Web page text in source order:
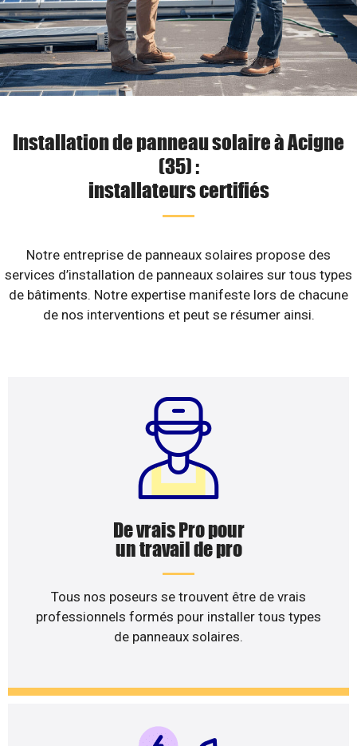
Installation de panneau solaire à Acigne
(35) :
installateurs certifiés
Notre entreprise de panneaux solaires propose des
services d’installation de panneaux solaires sur tous types
de bâtiments. Notre expertise manifeste lors de chacune
de nos interventions et peut se résumer ainsi.
De vrais Pro pour
un travail de pro
Tous nos poseurs se trouvent être de vrais
professionnels formés pour installer tous types
de panneaux solaires.